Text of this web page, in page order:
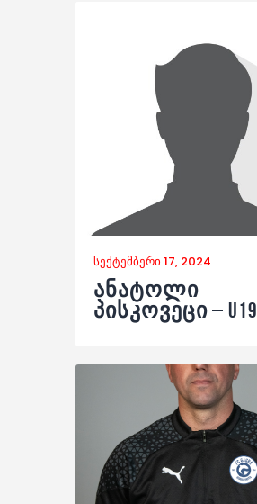
სექტემბერი 17, 2024
ანატოლი
პისკოვეცი – U19